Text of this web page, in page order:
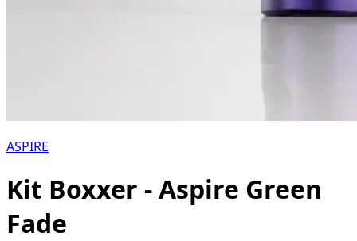
ASPIRE
Kit Boxxer - Aspire Green
Fade